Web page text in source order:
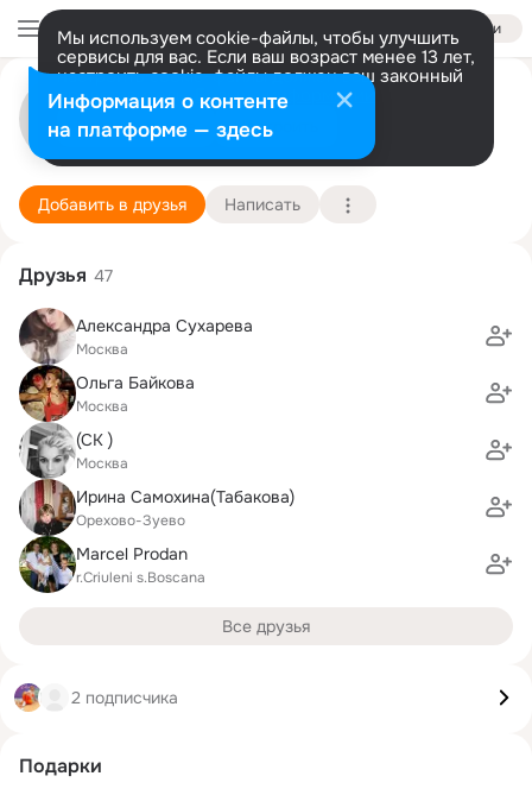
Войти
Мы используем cookie-файлы, чтобы улучшить
сервисы для вас. Если ваш возраст менее 13 лет,
настроить cookie-файлы должен ваш законный
представитель. Больше информации
Разрешить все Настроить
Аня Сидорова
Москва
11 июня (37 лет)
Кишиневский национальный колледж
Подробнее
Добавить в друзья Написать
Друзья 47
Александра Сухарева
Москва
Ольга Байкова
Москва
(CK )
Москва
Ирина Самохина(Табакова)
Орехово-Зуево
Marcel Prodan
r.Criuleni s.Boscana
Все друзья
2 подписчика
Подарки
Информация о контенте
на платформе — здесь